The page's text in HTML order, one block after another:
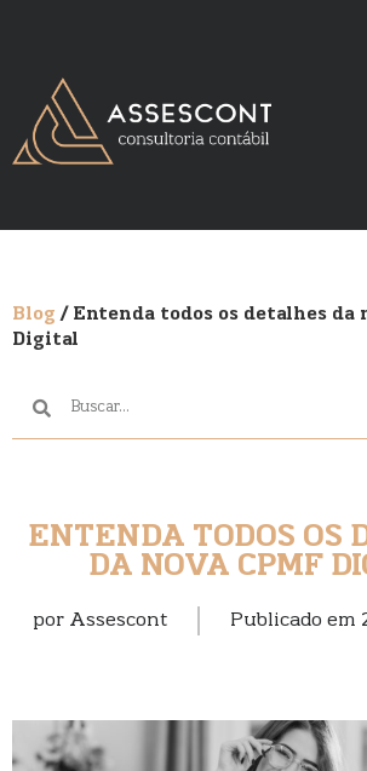
Blog/ Entenda todos os detalhes da
Digital
ENTENDA TODOS OS
DA NOVA CPMF
por Assescont Publicado em